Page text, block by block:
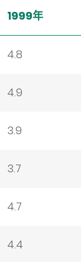
1999年
4.8
4.9
3.9
3.7
4.7
4.4